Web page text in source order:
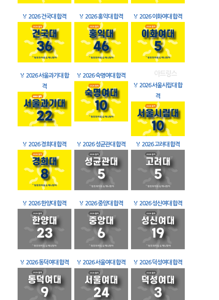
🏅 2026 건국대 합격 🏅 2026 홍익대 합격 🏅 2026 이화여대 합격
🏅 2026 서울과기대 합
격
🏅 2026 숙명여대 합격
🏅 2026 서울시립대 합
격
🏅 2026 경희대 합격 🏅 2026 성균관대 합격 🏅 2026 고려대 합격
🏅 2026 한양대 합격 🏅 2026 중앙대 합격 🏅 2026 성신여대 합격
🏅 2026 동덕여대 합격 🏅 2026 서울여대 합격 🏅 2026 덕성여대 합격